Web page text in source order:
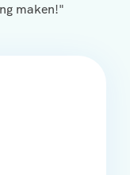
maken!"